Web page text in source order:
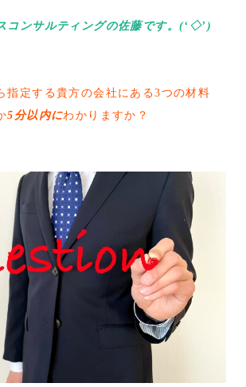
コンサルティングの佐藤です。(‘◇’)ゞ
指定する貴方の会社にある3つの材料
5分以内にわかりますか？